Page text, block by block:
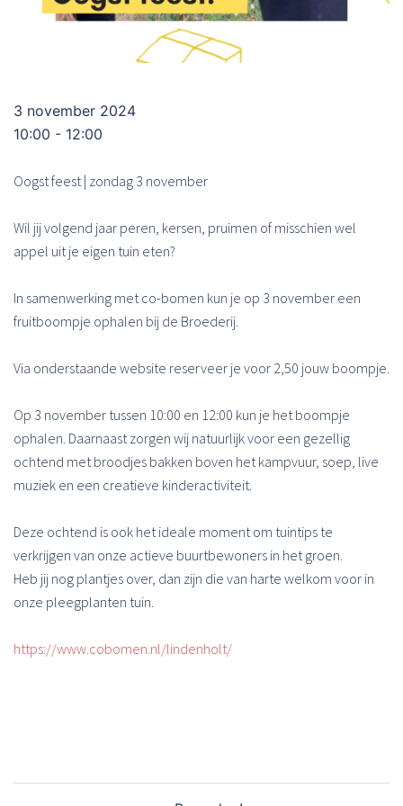
3 november 2024
10:00 - 12:00
Oogst feest | zondag 3 november
Wil jij volgend jaar peren, kersen, pruimen of misschien wel
appel uit je eigen tuin eten?
In samenwerking met co-bomen kun je op 3 november een
fruitboompje ophalen bij de Broederij.
Via onderstaande website reserveer je voor 2,50 jouw boompje.
Op 3 november tussen 10:00 en 12:00 kun je het boompje
ophalen. Daarnaast zorgen wij natuurlijk voor een gezellig
ochtend met broodjes bakken boven het kampvuur, soep, live
muziek en een creatieve kinderactiviteit.
Deze ochtend is ook het ideale moment om tuintips te
verkrijgen van onze actieve buurtbewoners in het groen.
Heb jij nog plantjes over, dan zijn die van harte welkom voor in
onze pleegplanten tuin.
https://www.cobomen.nl/lindenholt/